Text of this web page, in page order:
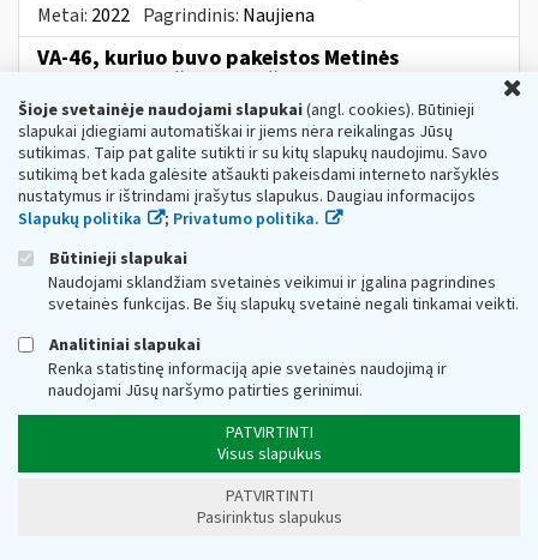
Metai: 2022 Pagrindinis: Naujiena
VA-46, kuriuo buvo pakeistos Metinės
gyventojams išmokėtų išmokų, priskiriamų A
ir...B klasės pajamoms, deklaracijos GPM312
formosir jospriedų GPM312L, GPM312U
formų...užpildymoirpateikimo taisyklės,
pakeitimo
Web turinio sąrašas 2021-10-06
Informuojame, kad Valstybinėsmokesčių
prie Lietuvos Respublikos finansų ministeri
viršininko 2021 m....
Metai:2021 Mokesčiai:Gyventojų pajamų mokestis
Kokiayra naftos dujų
angliavandenilių, skirtų šildymui, naudotojo
buityje...leidimo išdavimotvarka
Web turinio sąrašas 2026-01-13
Registracijos numeris KM3499 Ši informacija skelbiama:
Naftos dujų ir dujinių angliavandenilių, skirtų šildymui,
naudotojų leidimai Naftos dujų ir dujinių angliavandenilių
(toliau – naftos dujos),...
Šioje svetainėje naudojami slapukai(angl. cookies). Būtinieji
slapukai įdiegiami automatiškai ir jiems nėra reikalingas Jūsų
sutikimas. Taip pat galite sutikti ir su kitų slapukų naudojimu. Savo
sutikimą bet kada galėsite atšaukti pakeisdami interneto naršyklės
nustatymus ir ištrindami įrašytus slapukus. Daugiau informacijos
Slapukų politika
; Privatumo politika.
Būtinieji slapukai
Naudojami sklandžiam svetainės veikimui ir įgalina pagrindines
svetainės funkcijas. Be šių slapukų svetainė negali tinkamai veikti.
Analitiniai slapukai
Renka statistinę informaciją apie svetainės naudojimą ir
naudojami Jūsų naršymo patirties gerinimui.
PATVIRTINTI
Visus slapukus
PATVIRTINTI
Pasirinktus slapukus